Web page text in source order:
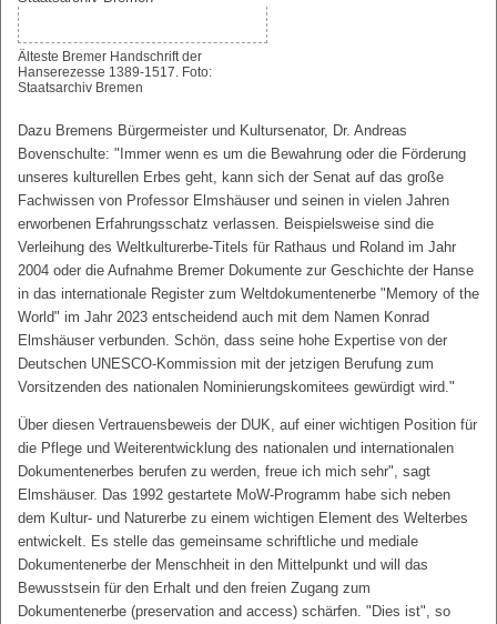
Älteste Bremer Handschrift der
Hanserezesse 1389-1517. Foto:
Staatsarchiv Bremen
Dazu Bremens Bürgermeister und Kultursenator, Dr. Andreas
Bovenschulte: "Immer wenn es um die Bewahrung oder die Förderung
unseres kulturellen Erbes geht, kann sich der Senat auf das große
Fachwissen von Professor Elmshäuser und seinen in vielen Jahren
erworbenen Erfahrungsschatz verlassen. Beispielsweise sind die
Verleihung des Weltkulturerbe-Titels für Rathaus und Roland im Jahr
2004 oder die Aufnahme Bremer Dokumente zur Geschichte der Hanse
in das internationale Register zum Weltdokumentenerbe "Memory of the
World" im Jahr 2023 entscheidend auch mit dem Namen Konrad
Elmshäuser verbunden. Schön, dass seine hohe Expertise von der
Deutschen UNESCO-Kommission mit der jetzigen Berufung zum
Vorsitzenden des nationalen Nominierungskomitees gewürdigt wird."
Über diesen Vertrauensbeweis der DUK, auf einer wichtigen Position für
die Pflege und Weiterentwicklung des nationalen und internationalen
Dokumentenerbes berufen zu werden, freue ich mich sehr", sagt
Elmshäuser. Das 1992 gestartete MoW-Programm habe sich neben
dem Kultur- und Naturerbe zu einem wichtigen Element des Welterbes
entwickelt. Es stelle das gemeinsame schriftliche und mediale
Dokumentenerbe der Menschheit in den Mittelpunkt und will das
Bewusstsein für den Erhalt und den freien Zugang zum
Dokumentenerbe (preservation and access) schärfen. "Dies ist", so